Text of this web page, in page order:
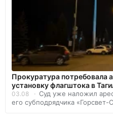
Прокуратура потребовала
установку флагштока в
03.08
Суд уже наложил
его субподрядчика «Горсвет-